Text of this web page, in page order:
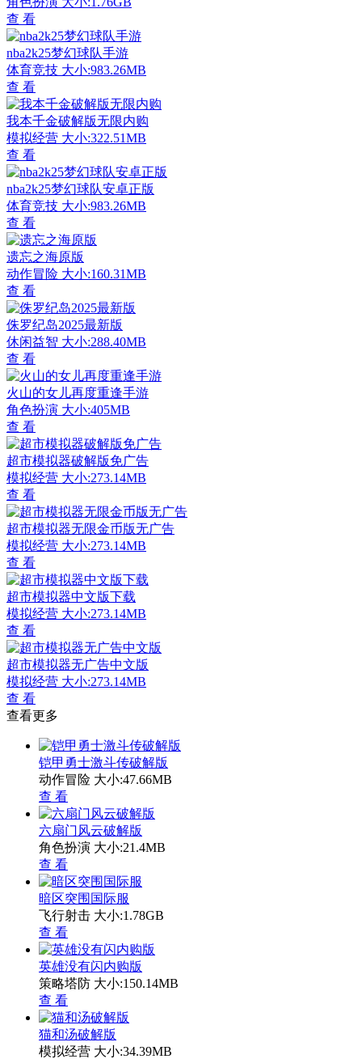
查 看
nba2k25梦幻球队手游
体育竞技 大小:983.26MB
查 看
我本千金破解版无限内购
模拟经营 大小:322.51MB
查 看
nba2k25梦幻球队安卓正版
体育竞技 大小:983.26MB
查 看
遗忘之海原版
动作冒险 大小:160.31MB
查 看
侏罗纪岛2025最新版
休闲益智 大小:288.40MB
查 看
火山的女儿再度重逢手游
角色扮演 大小:405MB
查 看
超市模拟器破解版免广告
模拟经营 大小:273.14MB
查 看
超市模拟器无限金币版无广告
模拟经营 大小:273.14MB
查 看
超市模拟器中文版下载
模拟经营 大小:273.14MB
查 看
超市模拟器无广告中文版
模拟经营 大小:273.14MB
查 看
查看更多
铠甲勇士激斗传破解版
动作冒险 大小:47.66MB
查 看
六扇门风云破解版
角色扮演 大小:21.4MB
查 看
暗区突围国际服
飞行射击 大小:1.78GB
查 看
英雄没有闪内购版
策略塔防 大小:150.14MB
查 看
猫和汤破解版
模拟经营 大小:34.39MB